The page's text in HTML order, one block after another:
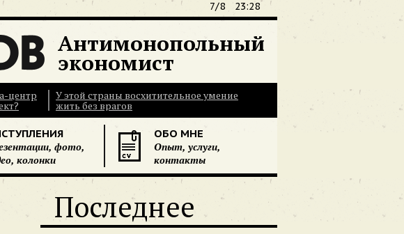
23:28
7/8
Антимонопольный
экономист
центр У этой страны восхитительное умение
жить без врагов
фото,
колонки
ОБО МНЕ
Опыт, услуги,
контакты
Последнее